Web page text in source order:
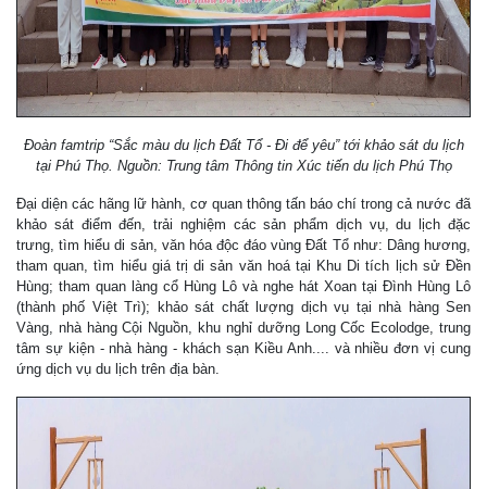
Đoàn famtrip “Sắc màu du lịch Đất Tổ - Đi để yêu” tới khảo sát du lịch
tại Phú Thọ. Nguồn: Trung tâm Thông tin Xúc tiến du lịch Phú Thọ
Đại diện các hãng lữ hành, cơ quan thông tấn báo chí trong cả nước đã
khảo sát điểm đến, trải nghiệm các sản phẩm dịch vụ, du lịch đặc
trưng, tìm hiểu di sản, văn hóa độc đáo vùng Đất Tổ như: Dâng hương,
tham quan, tìm hiểu giá trị di sản văn hoá tại Khu Di tích lịch sử Đền
Hùng; tham quan làng cổ Hùng Lô và nghe hát Xoan tại Đình Hùng Lô
(thành phố Việt Trì); khảo sát chất lượng dịch vụ tại nhà hàng Sen
Vàng, nhà hàng Cội Nguồn, khu nghỉ dưỡng Long Cốc Ecolodge, trung
tâm sự kiện - nhà hàng - khách sạn Kiều Anh.... và nhiều đơn vị cung
ứng dịch vụ du lịch trên địa bàn.